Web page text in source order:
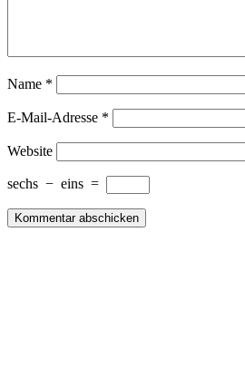
Name *
E-Mail-Adresse *
Website
sechs − eins =